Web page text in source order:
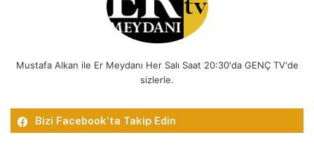
Mustafa Alkan ile Er Meydanı Her Salı Saat 20:30'da GENÇ TV'de
sizlerle.
Bizi Facebook’ta Takip Edin